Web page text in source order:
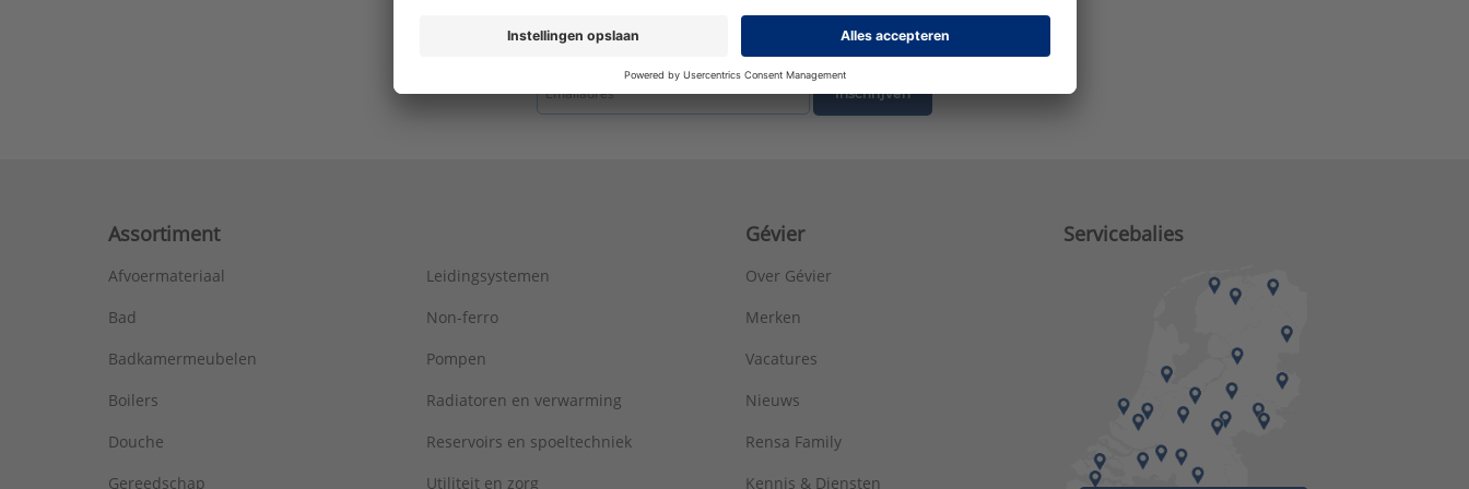
Type: Muurplaatkoppeling met verchroomde
Ons laatste nieuws ontvangen omtrent productnieuws, acties en andere interessante zaken?
Inschrijven
Assortiment
Afvoermateriaal
Bad
Badkamermeubelen
Boilers
Douche
Gereedschap
Leidingsystemen
Non-ferro
Pompen
Radiatoren en verwarming
Reservoirs en spoeltechniek
Utiliteit en zorg
Gévier
Over Gévier
Merken
Vacatures
Nieuws
Rensa Family
Kennis & Diensten
Servicebalies